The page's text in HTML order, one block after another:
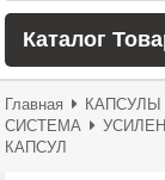
Каталог
Главная КАПСУЛЫ
СИСТЕМА
КАПСУЛ